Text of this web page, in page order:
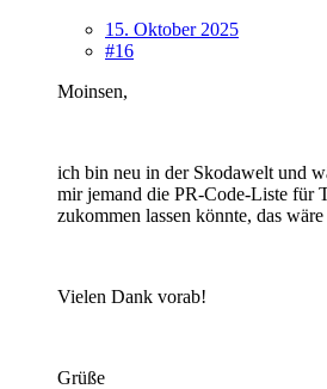
15. Oktober 2025
#16
Moinsen,
ich bin neu in der Skodawelt und
mir jemand die PR-Code-Liste
zukommen lassen könnte, das
Vielen Dank vorab!
Grüße